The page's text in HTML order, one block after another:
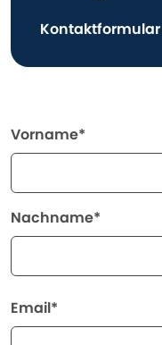
Kontaktformular
Vorname*
Nachname*
Email*